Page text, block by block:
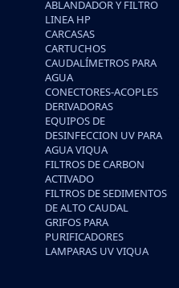
ABLANDADOR Y FILTRO
LINEA HP
CARCASAS
CARTUCHOS
CAUDALÍMETROS PARA
AGUA
CONECTORES-ACOPLES
DERIVADORAS
EQUIPOS DE
DESINFECCION UV PARA
AGUA VIQUA
FILTROS DE CARBON
ACTIVADO
FILTROS DE SEDIMENTOS
DE ALTO CAUDAL
GRIFOS PARA
PURIFICADORES
LAMPARAS UV VIQUA